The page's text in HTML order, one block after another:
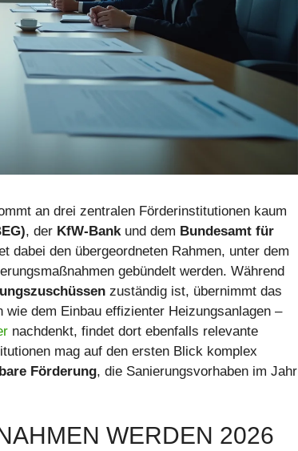
an drei zentralen Förderinstitutionen kaum
, der KfW-Bank und dem Bundesamt für
dabei den übergeordneten Rahmen, unter dem
gebündelt werden. Während
zuständig ist, übernimmt das
dem Einbau effizienter Heizungsanlagen –
nachdenkt, findet dort ebenfalls relevante
mag auf den ersten Blick komplex
Förderung, die Sanierungsvorhaben im Jahr
WERDEN 2026 A